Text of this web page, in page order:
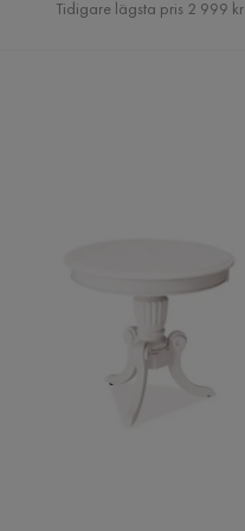
Tidigare lägsta pris 2 999 kr